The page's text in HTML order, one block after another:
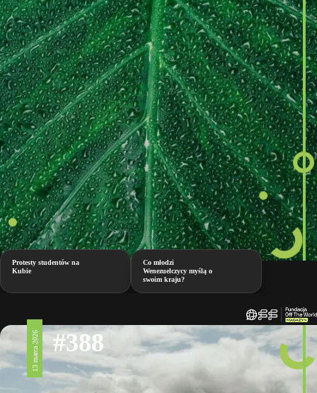
Protesty studentów na
Kubie
Co młodzi
Wenezuelczycy myślą o
swoim kraju?
13 marca 2026 #388